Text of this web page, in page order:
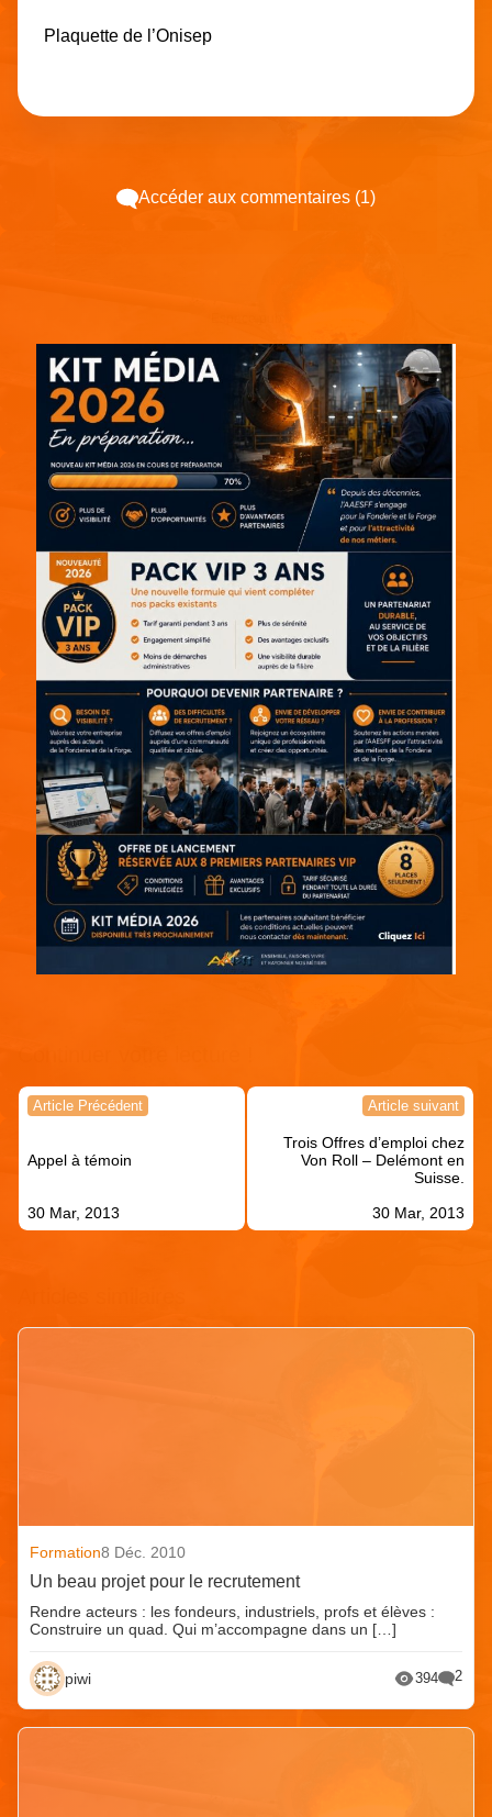
Plaquette de l’Onisep
Accéder aux commentaires (1)
Navigation
l’article
Article Précédent
Appel à témoin
30 Mar, 2013
Article suivant
Trois Offres d’emploi chez
Von Roll – Delémont en
Suisse.
30 Mar, 2013
Formation8 Déc. 2010
Un beau projet pour le recrutement
Rendre acteurs : les fondeurs, industriels, profs et élèves :
Construire un quad. Qui m’accompagne dans un […]
piwi 394 2